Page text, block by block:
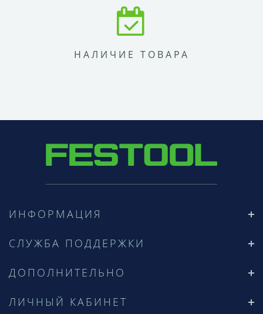
НАЛИЧИЕ ТОВАРА
ИНФОРМАЦИЯ
СЛУЖБА ПОДДЕРЖКИ
ДОПОЛНИТЕЛЬНО
ЛИЧНЫЙ КАБИНЕТ